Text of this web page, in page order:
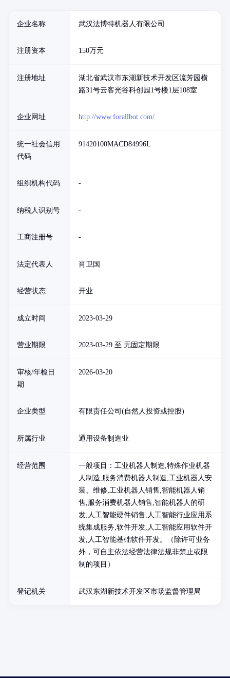
企业名称 武汉法博特机器人有限公司
注册资本 150万元
注册地址
湖北省武汉市东湖新技术开发区流芳园横
路31号云客光谷科创园1号楼1层108室
企业网址 http://www.forallbot.com/
统一社会信用
代码
91420100MACD84996L
组织机构代码 -
纳税人识别号 -
工商注册号 -
法定代表人 肖卫国
经营状态 开业
成立时间 2023-03-29
营业期限 2023-03-29 至 无固定期限
审核/年检日
期
2026-03-20
企业类型 有限责任公司(自然人投资或控股)
所属行业 通用设备制造业
经营范围
一般项目：工业机器人制造,特殊作业机器
人制造,服务消费机器人制造,工业机器人安
装、维修,工业机器人销售,智能机器人销
售,服务消费机器人销售,智能机器人的研
发,人工智能硬件销售,人工智能行业应用系
统集成服务,软件开发,人工智能应用软件开
发,人工智能基础软件开发。（除许可业务
外，可自主依法经营法律法规非禁止或限
制的项目）
登记机关 武汉东湖新技术开发区市场监督管理局